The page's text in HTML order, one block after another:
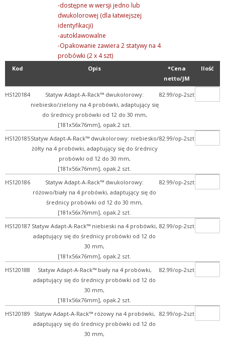
-dostępne w wersji jedno lub
dwukolorowej (dla łatwiejszej
identyfikacji)
-autoklawowalne
-Opakowanie zawiera 2 statywy na 4
probówki (2 x 4 szt)
Kod Opis
*Cena
netto/JM
Ilość
HS120184
Statyw Adapt-A-Rack™ dwukolorowy:
niebiesko/zielony na 4 probówki, adaptujący się
do średnicy probówki od 12 do 30 mm,
[181x56x76mm], opak.2 szt.
82.99/op-2szt
HS120185Statyw Adapt-A-Rack™ dwukolorowy: niebiesko/
żółty na 4 probówki, adaptujący się do średnicy
probówki od 12 do 30 mm,
[181x56x76mm], opak.2 szt.
82.99/op-2szt
HS120186
Statyw Adapt-A-Rack™ dwukolorowy:
różowo/biały na 4 probówki, adaptujący się do
średnicy probówki od 12 do 30 mm,
[181x56x76mm], opak.2 szt.
82.99/op-2szt
HS120187 Statyw Adapt-A-Rack™ niebieski na 4 probówki,
adaptujący się do średnicy probówki od 12 do
30 mm,
[181x56x76mm], opak.2 szt.
82.99/op-2szt
HS120188
Statyw Adapt-A-Rack™ biały na 4 probówki,
adaptujący się do średnicy probówki od 12 do
30 mm,
[181x56x76mm], opak.2 szt.
82.99/op-2szt
HS120189
Statyw Adapt-A-Rack™ różowy na 4 probówki,
adaptujący się do średnicy probówki od 12 do
30 mm,
82.99/op-2szt